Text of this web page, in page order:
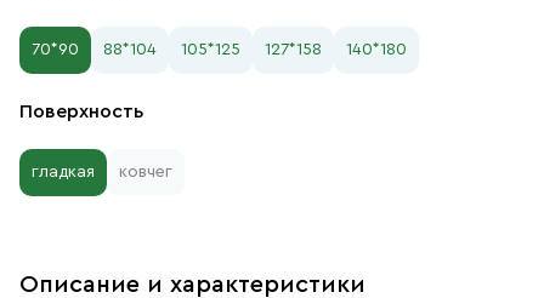
70*90 88*104 105*125 127*158 140*180
Поверхность
гладкая ковчег
Описание и характеристики